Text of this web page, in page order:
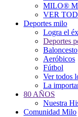
MILO®
VER
Deportes milo
Logra el
Deportes
Baloncesto
Aeróbicos
Fútbol
Ver todos
La
80 AÑOS
Nuestra
Comunidad Milo